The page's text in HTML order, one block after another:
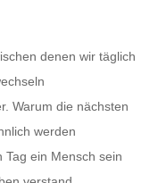
denen wir täglich
Warum die nächsten
werden
Tag ein Mensch sein